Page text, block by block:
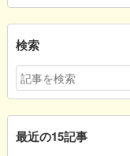
検索
最近の15記事